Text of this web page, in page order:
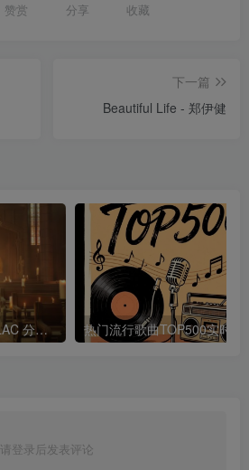
赞赏 分享 收藏
下一篇
Beautiful Life - 郑伊健
太阳之子 – 周杰伦 [FLAC 分轨 192Khz 24bit]
请登录后发表评论